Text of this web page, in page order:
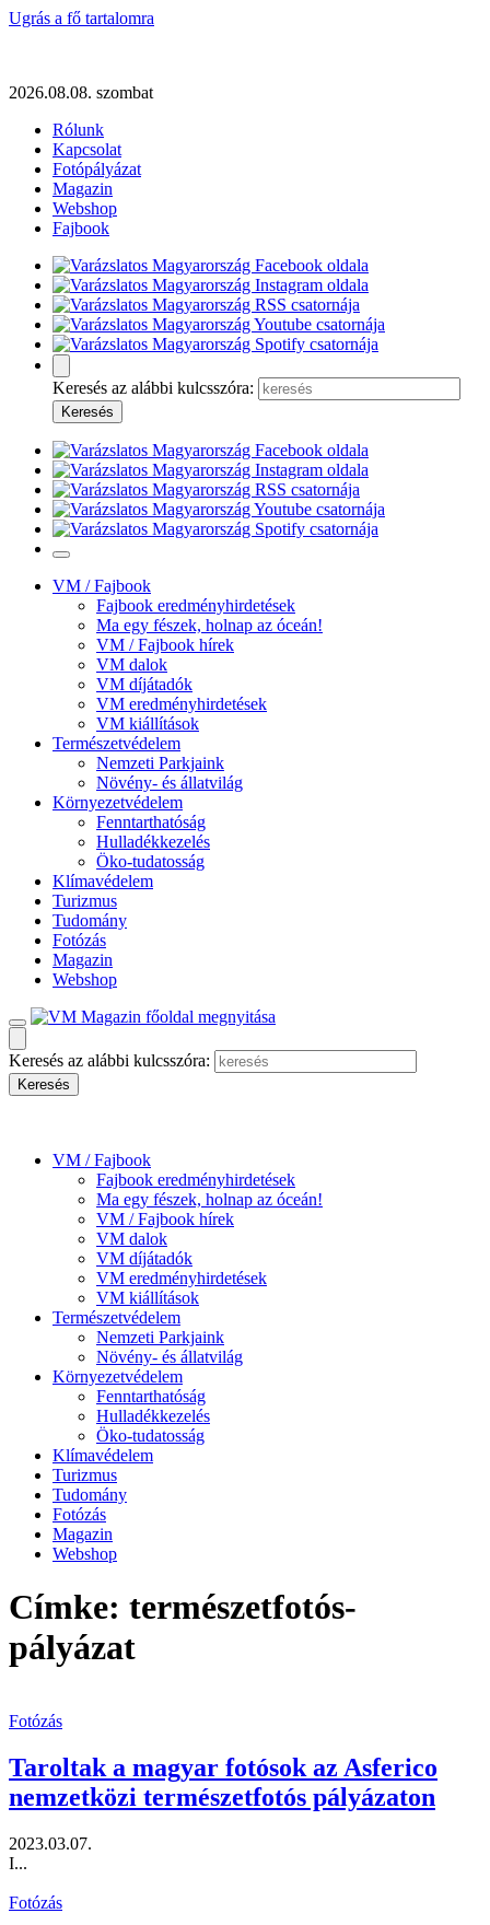
Ugrás a fő tartalomra
2026.08.08. szombat
Rólunk
Kapcsolat
Fotópályázat
Magazin
Webshop
Fajbook
Keresés az alábbi kulcsszóra:
VM / Fajbook
Fajbook eredményhirdetések
Ma egy fészek, holnap az óceán!
VM / Fajbook hírek
VM dalok
VM díjátadók
VM eredményhirdetések
VM kiállítások
Természetvédelem
Nemzeti Parkjaink
Növény- és állatvilág
Környezetvédelem
Fenntarthatóság
Hulladékkezelés
Öko-tudatosság
Klímavédelem
Turizmus
Tudomány
Fotózás
Magazin
Webshop
Keresés az alábbi kulcsszóra:
VM / Fajbook
Fajbook eredményhirdetések
Ma egy fészek, holnap az óceán!
VM / Fajbook hírek
VM dalok
VM díjátadók
VM eredményhirdetések
VM kiállítások
Természetvédelem
Nemzeti Parkjaink
Növény- és állatvilág
Környezetvédelem
Fenntarthatóság
Hulladékkezelés
Öko-tudatosság
Klímavédelem
Turizmus
Tudomány
Fotózás
Magazin
Webshop
Címke: természetfotós-
pályázat
Fotózás
Taroltak a magyar fotósok az Asferico
nemzetközi természetfotós pályázaton
2023.03.07.
I...
Fotózás